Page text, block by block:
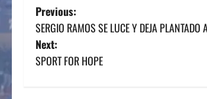
P
o
s
Previous:
SERGIO RAMOS SE LUCE Y DEJA PLANTADO
Next:
SPORT FOR HOPE